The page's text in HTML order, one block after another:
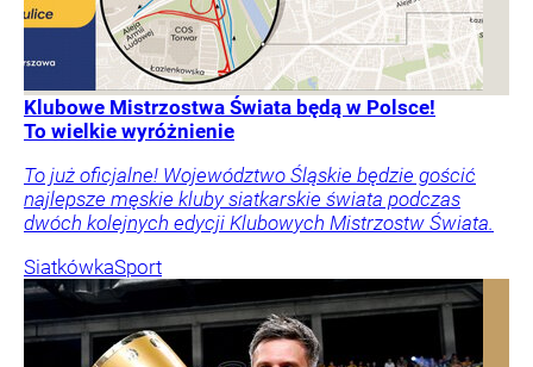
Klubowe Mistrzostwa Świata będą w Polsce!
To wielkie wyróżnienie
To już oficjalne! Województwo Śląskie będzie gościć
najlepsze męskie kluby siatkarskie świata podczas
dwóch kolejnych edycji Klubowych Mistrzostw Świata.
SiatkówkaSport